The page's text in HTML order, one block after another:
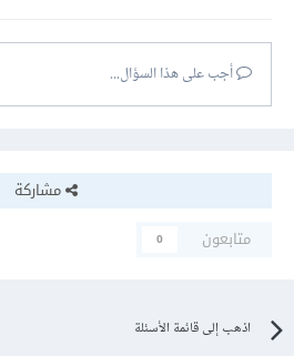
أجب على هذا السؤال...
مشاركة
متابعون
0
اذهب إلى قائمة الأسئلة